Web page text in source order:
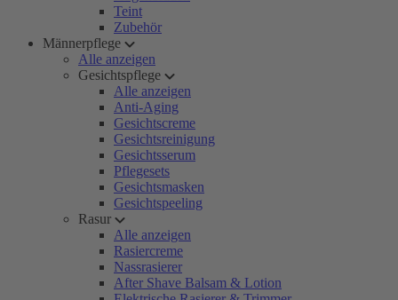
Teint
Zubehör
Männerpflege
Alle anzeigen
Gesichtspflege
Alle anzeigen
Anti-Aging
Gesichtscreme
Gesichtsreinigung
Gesichtsserum
Pflegesets
Gesichtsmasken
Gesichtspeeling
Rasur
Alle anzeigen
Rasiercreme
Nassrasierer
After Shave Balsam & Lotion